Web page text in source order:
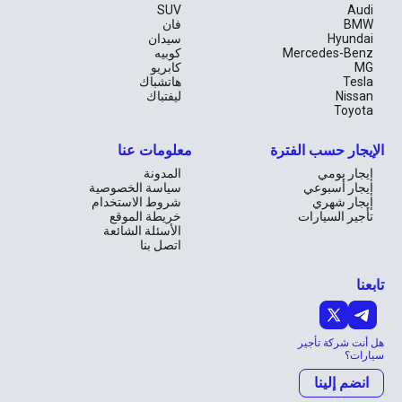
Audi
BMW
Hyundai
Mercedes-Benz
MG
Tesla
Nissan
Toyota
SUV
فان
سيدان
كوبيه
كابريو
هاتشباك
ليفتباك
الإيجار حسب الفترة
إيجار يومي
إيجار أسبوعي
إيجار شهري
تأجير السيارات
معلومات عنا
المدونة
سياسة الخصوصية
شروط الاستخدام
خريطة الموقع
الأسئلة الشائعة
اتصل بنا
تابعنا
هل أنت شركة تأجير
سيارات؟
انضم إلينا